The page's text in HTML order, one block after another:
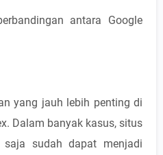
antara Google
yang jauh lebih penting di
Dalam banyak kasus, situs
sudah dapat menjadi